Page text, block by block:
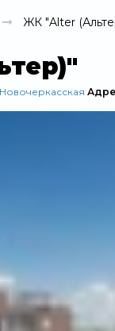
ЖК "Alter
Новочеркасская